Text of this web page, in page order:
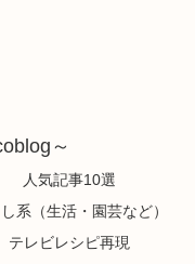
～
人気記事10選
系（生活・園芸など）
テレビレシピ再現